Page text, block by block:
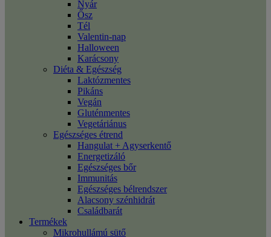
Nyár
Ősz
Tél
Valentin-nap
Halloween
Karácsony
Diéta & Egészség
Laktózmentes
Pikáns
Vegán
Gluténmentes
Vegetáriánus
Egészséges étrend
Hangulat + Agyserkentő
Energetizáló
Egészséges bőr
Immunitás
Egészséges bélrendszer
Alacsony szénhidrát
Családbarát
Termékek
Mikrohullámú sütő